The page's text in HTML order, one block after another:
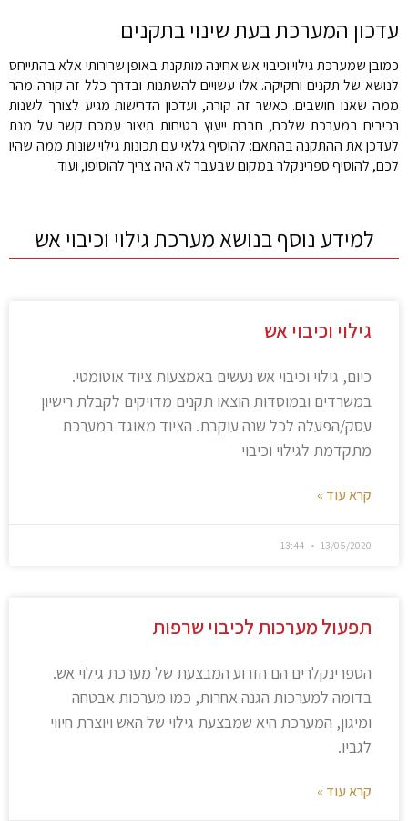
עדכון המערכת בעת שינוי בתקנים
כמובן שמערכת גילוי וכיבוי אש אחינה מותקנת באופן שרירותי אלא בהתייחס
לנושא של תקנים וחקיקה. אלו עשויים להשתנות ובדרך כלל זה קורה מהר
ממה שאנו חושבים. כאשר זה קורה, ועדכון הדרישות מגיע לצורך לשנות
רכיבים במערכת שלכם, חברת ייעוץ בטיחות תיצור עמכם קשר על מנת
לעדכן את ההתקנה בהתאם: להוסיף גלאי עם תכונות גילוי שונות ממה שהיו
לכם, להוסיף ספרינקלר במקום שבעבר לא היה צריך להוסיפו, ועוד.
למידע נוסף בנושא מערכת גילוי וכיבוי אש
גילוי וכיבוי אש
כיום, גילוי וכיבוי אש נעשים באמצעות ציוד אוטומטי.
במשרדים ובמוסדות הוצאו תקנים מדויקים לקבלת רישיון
עסק/הפעלה לכל שנה עוקבת. הציוד מאוגד במערכת
מתקדמת לגילוי וכיבוי
קרא עוד »
13/05/2020
תפעול מערכות לכיבוי שרפות
הספרינקלרים הם הזרוע המבצעת של מערכת גילוי אש.
בדומה למערכות הגנה אחרות, כמו מערכות אבטחה
ומיגון, המערכת היא שמבצעת גילוי של האש ויוצרת חיווי
לגביו.
קרא עוד »